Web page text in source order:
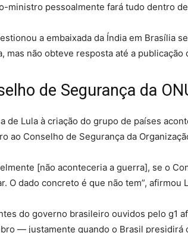
ministro pessoalmente fará tudo dentro
a embaixada da Índia em Brasília
mas não obteve resposta até a publicação
de Segurança da
de Lula à criação do grupo de países
ao Conselho de Segurança da
[não aconteceria a guerra], se o
O dado concreto é que não tem”, afirmou
do governo brasileiro ouvidos pelo g1
— justamente quando o Brasil presidirá